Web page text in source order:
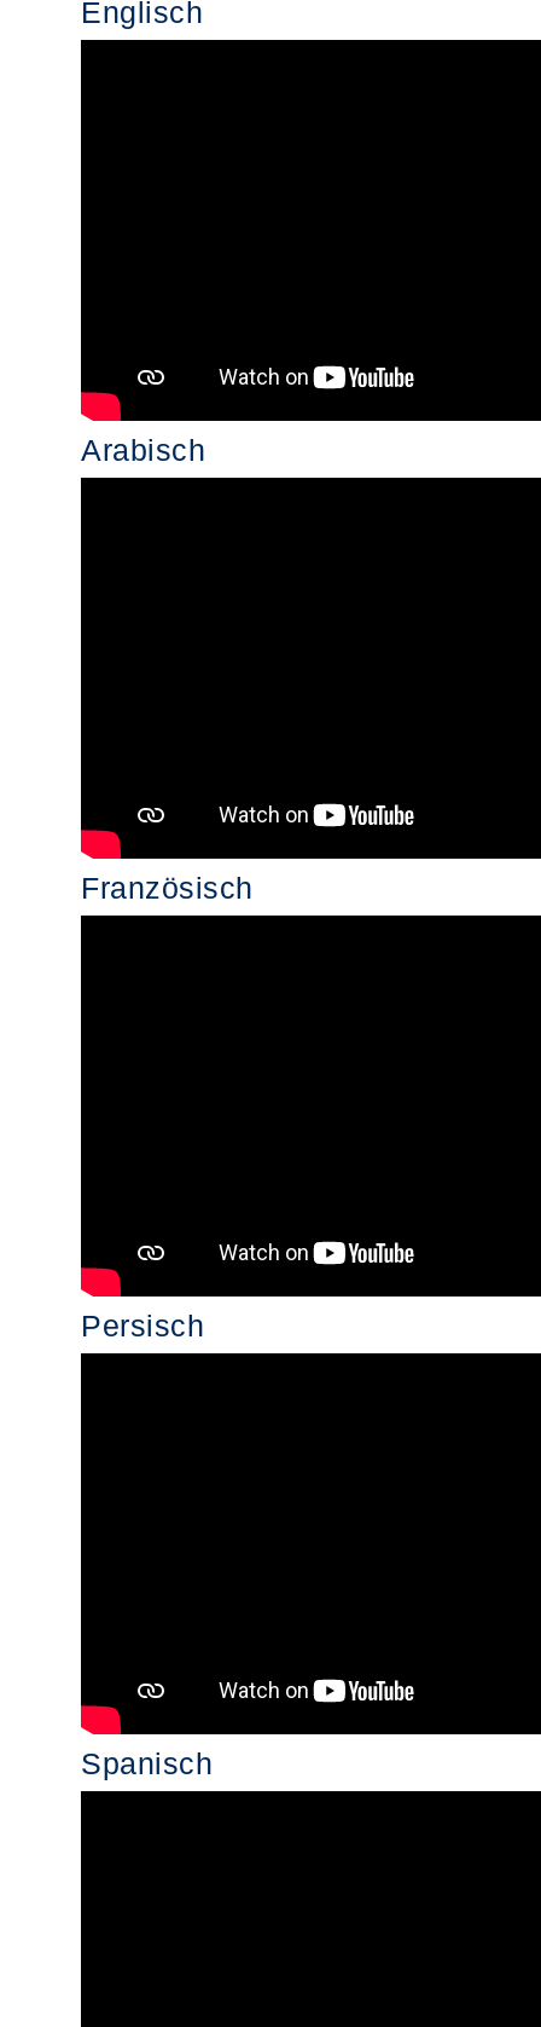
Englisch
Arabisch
Französisch
Persisch
Spanisch